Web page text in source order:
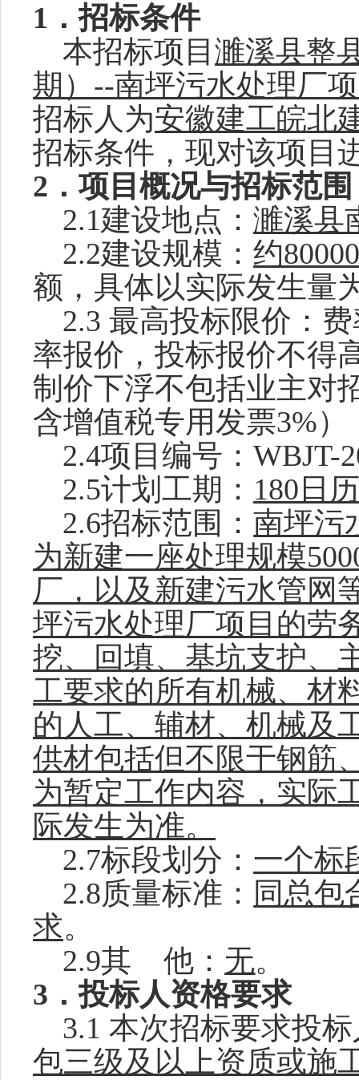
1．招标条件
本招标项目濉溪县整
期） --南坪污水处理厂
招标人为安徽建工皖北
招标条件，现对该项目
2．项目概况与招标范围
2.1建设地点：濉溪县
2.2建设规模：约
额，具体以实际发生量
2.3 最高投标限价：
率报价，投标报价不得
制价下浮不包括业主对
含增值税专用发票3%）
2.4项目编号 ：WBJT-
2.5计划工期： 180日
2.6招标范围：南坪污
为新建一座处理规模
厂，以及新建污水管网
坪污水处理厂项目 的劳
挖、回填、基坑支护、
工要求的所有机械、材
的人工、辅材、机械及
供材包括但不限于钢筋
为暂定工作内容，实际
际发生为准。
2.7标段划分： 一个标
2.8质量标准： 同总包
求。
2.9其 他： 无。
3．投标人资格要求
3.1 本次招标要求投
包三级及以上资质或施